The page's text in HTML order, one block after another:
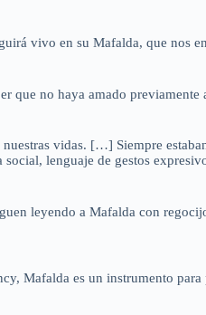
vivo en su Mafalda, que nos
que no haya amado previamente
vidas. […] Siempre
lenguaje de gestos
leyendo a Mafalda con
Mafalda es un instrumento